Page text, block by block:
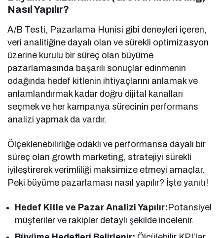
Nasıl Yapılır?
A/B Testi, Pazarlama Hunisi gibi deneyleri içeren,
veri analitiğine dayalı olan ve sürekli optimizasyon
üzerine kurulu bir süreç olan büyüme
pazarlamasında başarılı sonuçlar edinmenin
odağında hedef kitlenin ihtiyaçlarını anlamak ve
anlamlandırmak kadar doğru dijital kanalları
seçmek ve her kampanya sürecinin performans
analizi yapmak da vardır.
Ölçeklenebilirliğe odaklı ve performansa dayalı bir
süreç olan growth marketing, stratejiyi sürekli
iyileştirerek verimliliği maksimize etmeyi amaçlar.
Peki büyüme pazarlaması nasıl yapılır? İşte yanıtı!
Hedef Kitle ve Pazar Analizi Yapılır: Potansiyel
müşteriler ve rakipler detaylı şekilde incelenir.